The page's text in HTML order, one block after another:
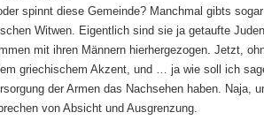
spinnt diese Gemeinde? Manchmal gibts
Witwen. Eigentlich sind sie ja getaufte
mit ihren Männern hierhergezogen. Jetzt,
griechischem Akzent, und … ja wie soll ich
der Armen das Nachsehen haben. Naja,
von Absicht und Ausgrenzung.